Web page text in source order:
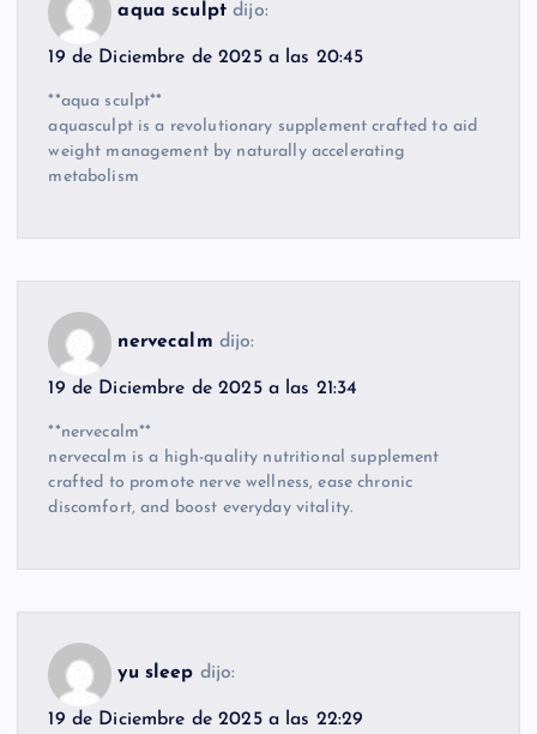
aqua sculpt dijo:
19 de Diciembre de 2025 a las 20:45
**aqua sculpt**
aquasculpt is a revolutionary supplement crafted to aid
weight management by naturally accelerating
metabolism
nervecalm dijo:
19 de Diciembre de 2025 a las 21:34
**nervecalm**
nervecalm is a high-quality nutritional supplement
crafted to promote nerve wellness, ease chronic
discomfort, and boost everyday vitality.
yu sleep dijo:
19 de Diciembre de 2025 a las 22:29